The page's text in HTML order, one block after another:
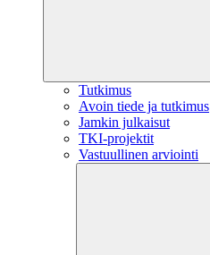
Tutkimus
Avoin tiede ja tutkimus
Jamkin julkaisut
TKI-projektit
Vastuullinen arviointi